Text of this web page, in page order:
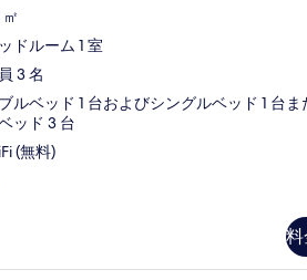
ドルーム 1 室
3 名
ルベッド 1 台およびシングルベッド 1 台
ッド 3 台
(無料)